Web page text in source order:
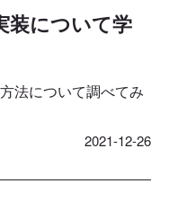
装について学
法について調べてみ
2021-12-26